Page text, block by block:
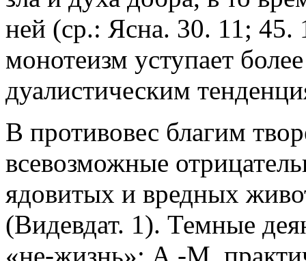
ней (ср.: Ясна. 30. 11;
монотеизм уступает
дуалистическим
В противовес благим
всевозможные
ядовитых и вредных
(Видевдат. 1). Темные
«не-жизнь»: А.-М.